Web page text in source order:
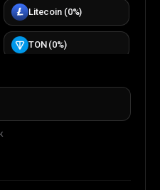
Litecoin(0%)
TON(0%)